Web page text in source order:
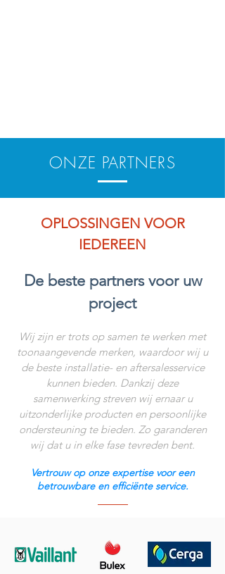
ONZE PARTNERS
OPLOSSINGEN VOOR
IEDEREEN
De beste partners voor uw
project
Wij zijn er trots op samen te werken met
toonaangevende merken, waardoor wij u
de beste installatie- en aftersalesservice
kunnen bieden. Dankzij deze
samenwerking streven wij ernaar u
uitzonderlijke producten en persoonlijke
ondersteuning te bieden. Zo garanderen
wij dat u in elke fase tevreden bent.
Vertrouw op onze expertise voor een
betrouwbare en efficiënte service.